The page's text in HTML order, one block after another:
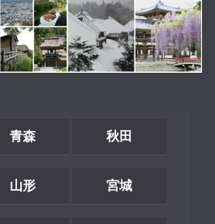
青森 秋田
山形 宮城